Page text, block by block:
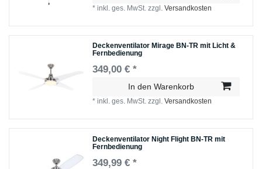
*inkl. ges. MwSt. zzgl.Versandkosten
Deckenventilator Mirage BN-TR mit Licht &
Fernbedienung
349,00 € *
In den Warenkorb
*inkl. ges. MwSt. zzgl.Versandkosten
Deckenventilator Night Flight BN-TR mit
Fernbedienung
349,99 € *